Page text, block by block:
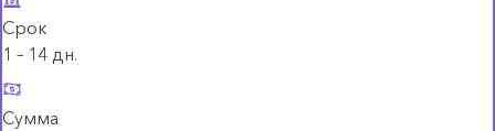
Срок
1 – 14 дн.
Сумма